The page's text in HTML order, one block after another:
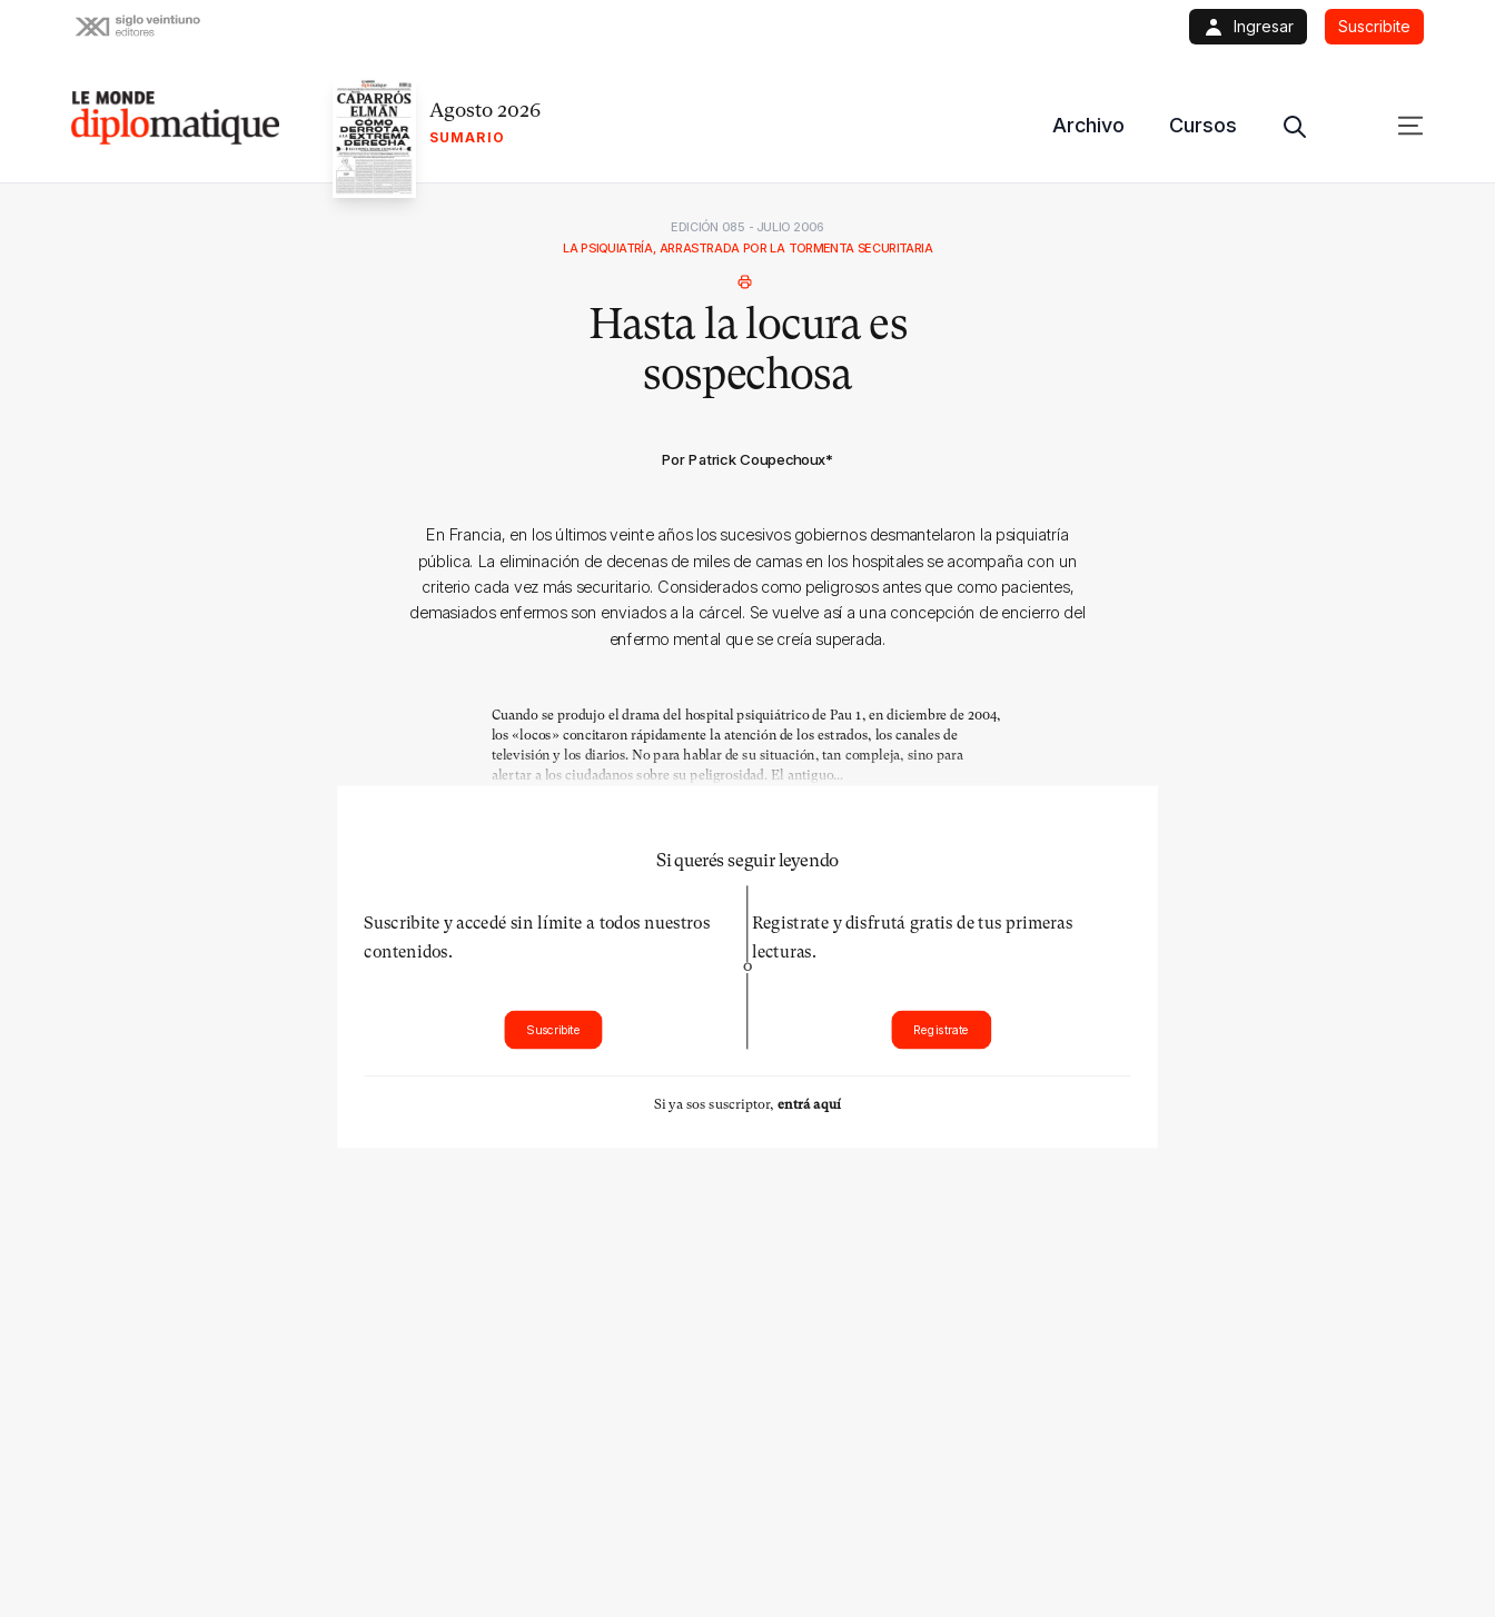
Ingresar Suscribite
Le monde diplomatique Agosto 2026
SUMARIO
Archivo Cursos
EDICIÓN 085 - JULIO 2006
LA PSIQUIATRÍA, ARRASTRADA POR LA TORMENTA SECURITARIA
Hasta la locura es
sospechosa
Por Patrick Coupechoux*
En Francia, en los últimos veinte años los sucesivos gobiernos desmantelaron la psiquiatría
pública. La eliminación de decenas de miles de camas en los hospitales se acompaña con un
criterio cada vez más securitario. Considerados como peligrosos antes que como pacientes,
demasiados enfermos son enviados a la cárcel. Se vuelve así a una concepción de encierro del
enfermo mental que se creía superada.
Cuando se produjo el drama del hospital psiquiátrico de Pau 1, en diciembre de 2004,
los «locos» concitaron rápidamente la atención de los estrados, los canales de
televisión y los diarios. No para hablar de su situación, tan compleja, sino para
alertar a los ciudadanos sobre su peligrosidad. El antiguo...
Si querés seguir leyendo
Suscribite y accedé sin límite a todos nuestros
contenidos.
Suscribite
O
Registrate y disfrutá gratis de tus primeras
lecturas.
Registrate
Si ya sos suscriptor, entrá aquí